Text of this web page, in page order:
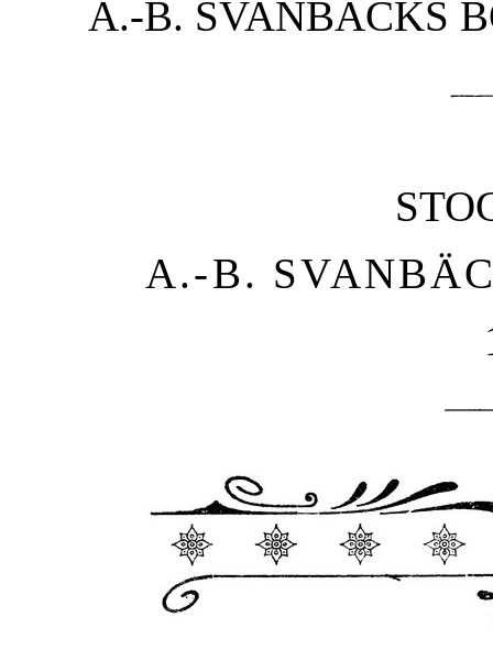
A.-B. SVANBÄCKS
A.-B.